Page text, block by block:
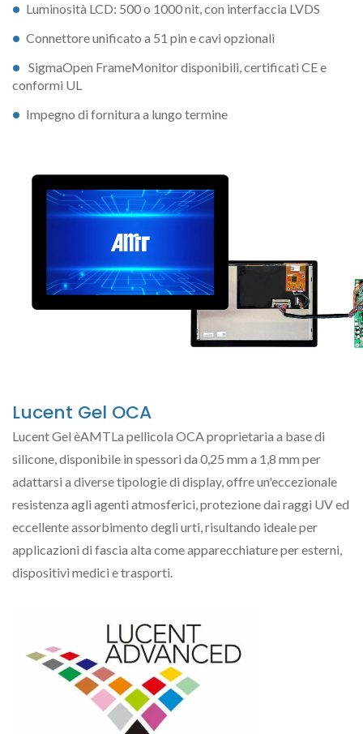
Luminosità LCD: 500 o 1000 nit, con interfaccia LVDS
Connettore unificato a 51 pin e cavi opzionali
SigmaOpen FrameMonitor disponibili, certificati CE e
conformi UL
Impegno di fornitura a lungo termine
Lucent Gel OCA
Lucent Gel èAMTLa pellicola OCA proprietaria a base di
silicone, disponibile in spessori da 0,25 mm a 1,8 mm per
adattarsi a diverse tipologie di display, offre un'eccezionale
resistenza agli agenti atmosferici, protezione dai raggi UV ed
eccellente assorbimento degli urti, risultando ideale per
applicazioni di fascia alta come apparecchiature per esterni,
dispositivi medici e trasporti.